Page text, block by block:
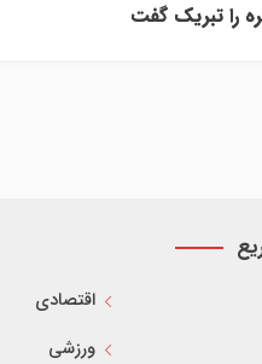
را تبریک گفت
اقتصادی
ورزشی